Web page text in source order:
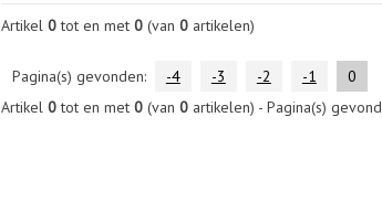
Artikel 0tot en met 0(van 0artikelen)
Pagina(s) gevonden: -4 -3 -2 -1 0
Artikel 0tot en met 0(van 0artikelen) - Pagina(s)